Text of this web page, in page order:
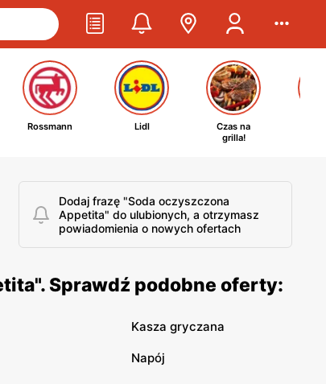
Rossmann Lidl
Czas na
grilla!
Dodaj frazę "Soda oczyszczona
Appetita" do ulubionych, a otrzymasz
powiadomienia o nowych ofertach
Sprawdź podobne oferty:
Kasza gryczana
Napój